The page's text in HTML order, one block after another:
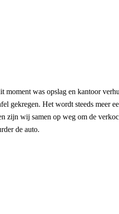
moment was opslag en kantoor
gekregen. Het wordt steeds meer
zijn wij samen op weg om de
de auto.